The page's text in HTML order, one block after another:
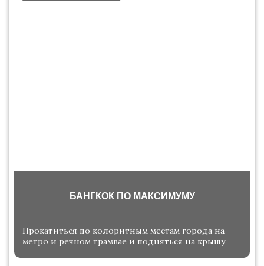
БАНГКОК ПО МАКСИМУМУ
Прокатиться по колоритным местам города на
метро и речном трамвае и подняться на крышу